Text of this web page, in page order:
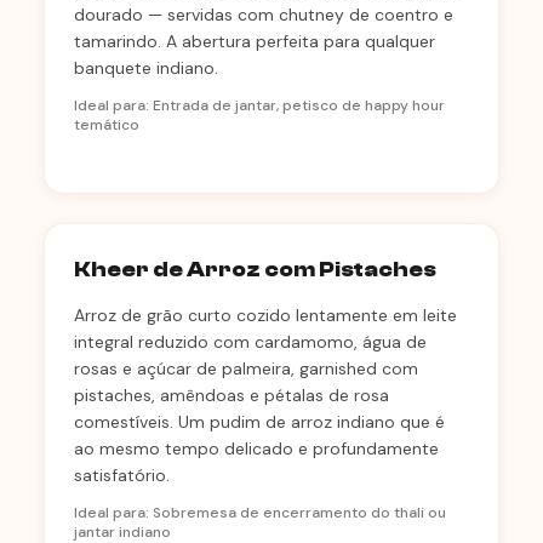
dourado — servidas com chutney de coentro e
tamarindo. A abertura perfeita para qualquer
banquete indiano.
Ideal para: Entrada de jantar, petisco de happy hour
temático
Kheer de Arroz com Pistaches
Arroz de grão curto cozido lentamente em leite
integral reduzido com cardamomo, água de
rosas e açúcar de palmeira, garnished com
pistaches, amêndoas e pétalas de rosa
comestíveis. Um pudim de arroz indiano que é
ao mesmo tempo delicado e profundamente
satisfatório.
Ideal para: Sobremesa de encerramento do thali ou
jantar indiano